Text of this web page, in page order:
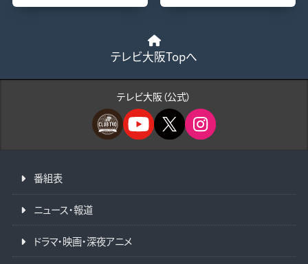
テレビ大阪Topへ
テレビ大阪（公式）
番組表
ニュース・報道
ドラマ・映画・深夜アニメ